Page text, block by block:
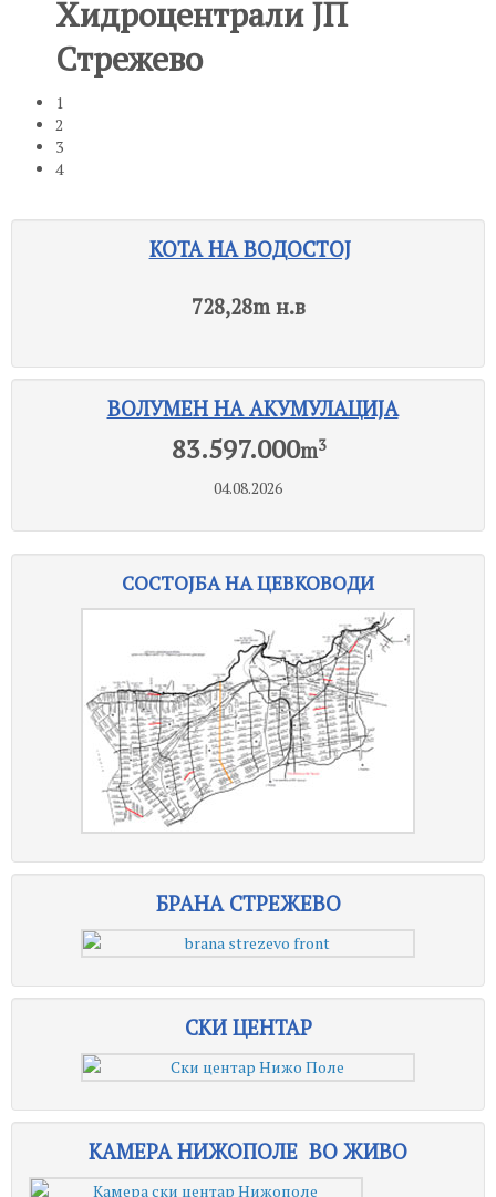
Хидроцентрали ЈП
Стрежево
1
2
3
4
КОТА НА ВОДОСТОЈ
728,28m н.в
ВОЛУМЕН НА АКУМУЛАЦИЈА
83.597.000m3
04.08.2026
СОСТОЈБА НА ЦЕВКОВОДИ
БРАНА СТРЕЖЕВО
СКИ ЦЕНТАР
КАМЕРА НИЖОПОЛЕ ВО ЖИВО